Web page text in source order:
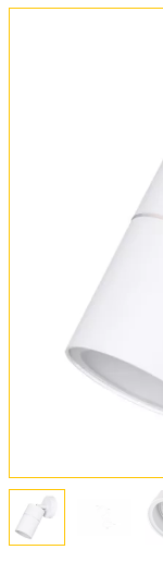
Все о
Оплата и
Обмен и
Установка
FAQ
Отзывы